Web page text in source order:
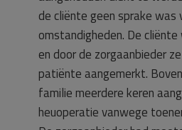
de cliënte geen sprake was
omstandigheden. De
en door de zorgaanbieder
patiënte aangemerkt.
familie meerdere keren
heuoperatie vanwege